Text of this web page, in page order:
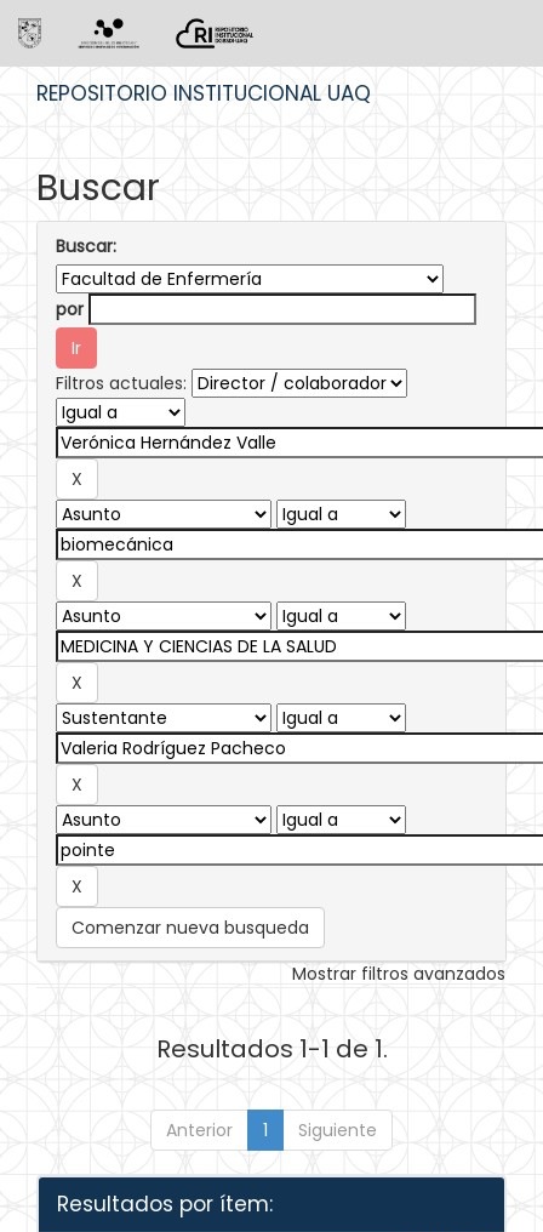
REPOSITORIO INSTITUCIONAL UAQ
Buscar
Buscar:
por
Filtros actuales:
Comenzar nueva busqueda
Mostrar filtros avanzados
Resultados 1-1 de 1.
Anterior 1 Siguiente
Resultados por ítem: